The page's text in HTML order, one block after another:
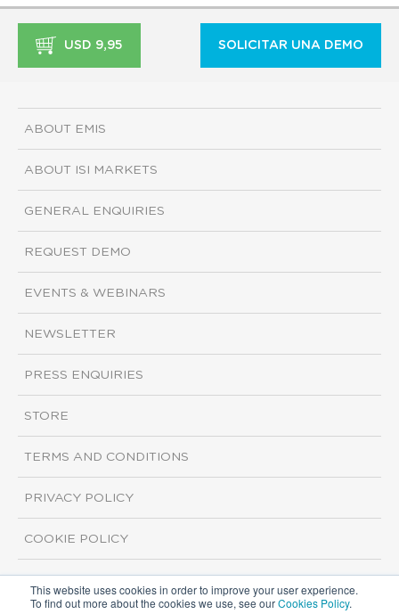
This website uses cookies in order to improve your user experience.
To find out more about the cookies we use, see ourCookies Policy.
USD 9,95 SOLICITAR UNA DEMO
ABOUT EMIS
ABOUT ISI MARKETS
GENERAL ENQUIRIES
REQUEST DEMO
EVENTS & WEBINARS
NEWSLETTER
PRESS ENQUIRIES
STORE
TERMS AND CONDITIONS
PRIVACY POLICY
COOKIE POLICY
Copyright ©2026 ISI Markets. All rights reserved.